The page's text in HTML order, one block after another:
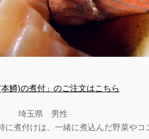
本鱒)の煮付」のご注文はこちら
埼玉県 男性
に煮付けは、一緒に煮込んだ野菜やコ